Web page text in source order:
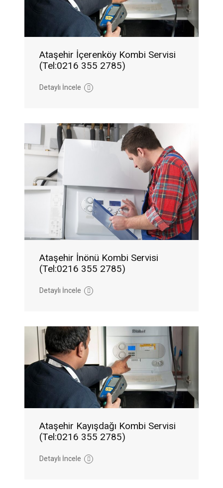
Ataşehir İçerenköy Kombi Servisi
(Tel:0216 355 2785)
Detaylı İncele
Ataşehir İnönü Kombi Servisi
(Tel:0216 355 2785)
Detaylı İncele
Ataşehir Kayışdağı Kombi Servisi
(Tel:0216 355 2785)
Detaylı İncele